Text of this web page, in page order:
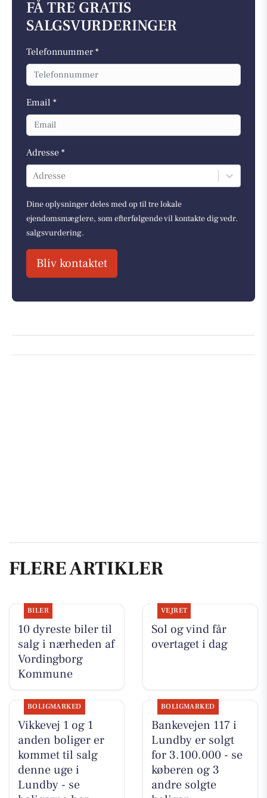
FÅ TRE GRATIS
SALGSVURDERINGER
Telefonnummer *
Email *
Adresse *
Adresse
Dine oplysninger deles med op til tre lokale
ejendomsmæglere, som efterfølgende vil kontakte dig vedr.
salgsvurdering.
Bliv kontaktet
FLERE ARTIKLER
BILER
10 dyreste biler til
salg i nærheden af
Vordingborg
Kommune
VEJRET
Sol og vind får
overtaget i dag
BOLIGMARKED
Vikkevej 1 og 1
anden boliger er
kommet til salg
denne uge i
Lundby - se
BOLIGMARKED
Bankevejen 117 i
Lundby er solgt
for 3.100.000 - se
køberen og 3
andre solgte